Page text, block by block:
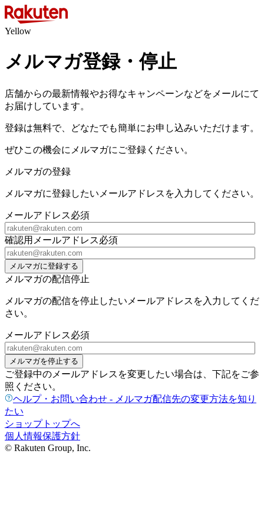
Yellow
メルマガ登録・停止
店舗からの最新情報やお得なキャンペーンなどをメールにて
お届けしています。
登録は無料で、どなたでも簡単にお申し込みいただけます。
ぜひこの機会にメルマガにご登録ください。
メルマガの登録
メルマガに登録したいメールアドレスを入力してください。
メールアドレス必須
確認用メールアドレス必須
メルマガに登録する
メルマガの配信停止
メルマガの配信を停止したいメールアドレスを入力してくだ
さい。
メールアドレス必須
メルマガを停止する
ご登録中のメールアドレスを変更したい場合は、下記をご参
照ください。
ヘルプ・お問い合わせ - メルマガ配信先の変更方法を知り
たい
ショップトップへ
個人情報保護方針
© Rakuten Group, Inc.